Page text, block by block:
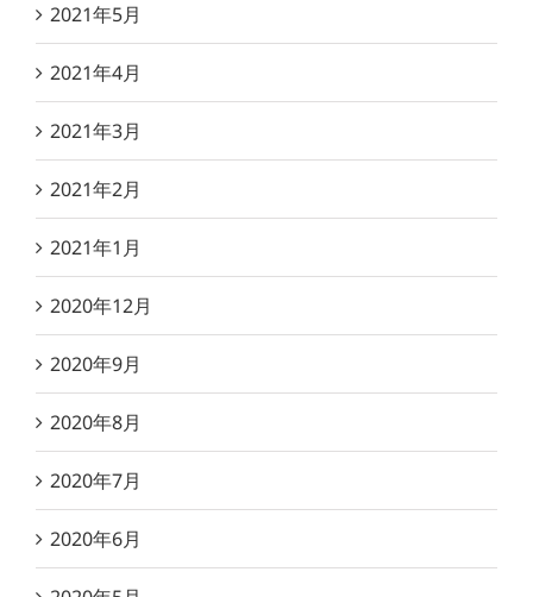
2021年5月
2021年4月
2021年3月
2021年2月
2021年1月
2020年12月
2020年9月
2020年8月
2020年7月
2020年6月